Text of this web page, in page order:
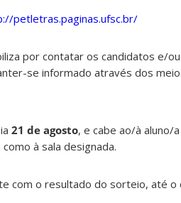
petletras.paginas.ufsc.br/
por contatar os candidatos e/
se informado através dos
21 de agosto, e cabe ao/à aluno/
à sala designada.
com o resultado do sorteio, até o